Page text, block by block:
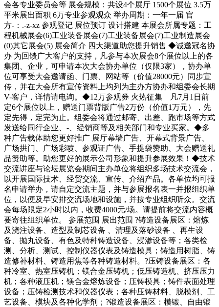
会各专业委员会等 展会规模：共设4个展厅 1500个展位 3.5万
平米展出面积 6万专业参观观众 举办周期：一年一届 官
方-：.-z-xz 参观登记 展位预订 设计搭建 本展会所属专题：工
程机械展会(6)工业装备展会(7)工业装备展会(7)工业制造展会
(0)其它展会(5) 展会简介 四大渠道助您提升销售 ◆诚邀冠名协
办 为回馈广大客户的支持，凡参与本次展会8个展位以上的各
集团、企业，可申请本次大会协办单位（仅限3家），协办单
位可享受大会邀请函、门票、网站等（价值28000元）同步宣
传，并在大会所有宣传资料上均列为主办方协办和组委会长期
V-客户，详情请电询。◆12万参观券 火热征集 凡7月1日前
定6个展位以上，赠送门票背版广告2万份（价值1万元），先
定先得，定完为止。组委会将通过邮寄、出差、跑市场等方式
发送给同行企业、-、经销商等及相关部门和专业买家。◆多
种广告载体助您更好推广 展厅幕墙广告、开幕式背景广告、
广场拱门、广场彩喷、参观证广告、手提袋赞助、大会赠送礼
品赞助等。助您更好的展示公司形象和提升参展效果！◆技术
交流讲座与论坛展览会期间主办单位将组织多场技术交流会，
以开展国际技术、经贸交流、宣传、介绍产品。各单位均可报
名申请举办，请自定交流主题，并与参展报名表一并报组织单
位，以便及早安排交流场地和设施，并按专业组织听众。交流
会每场限定2小时以内，收费4000元/场。请提前将交流内容概
要寄往组织单位。 参展范围 展出范围 ?铸造设备展区：熔炼
及浇注设备、造型及制芯设备 、清理及落砂设备 、再生设
备、抛丸设备、有色及特种铸造设备、浸渗设备等；各类检
测、分析、测试、控制仪器仪表及铸造模具；铸造用树脂、铸
造修补材料、铸造用焦等各种铸造材料。?压铸设备展区：各
种冷室、热室压铸机；镁合金压铸机；低压铸造机、挤压压力
机；各种液压机；镁合金熔炼设备；压铸模具；铸件表面处理
设备；压铸检测技术和仪器仪表；各种压铸材料、脱模剂、工
艺设备、模块及各种化学剂；?锻造设备展区：模锻、自由锻